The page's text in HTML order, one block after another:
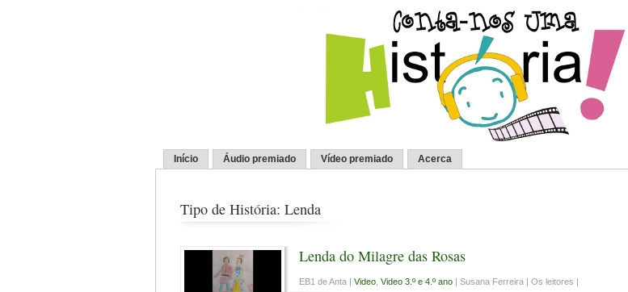
Início Áudio premiado Vídeo premiado Acerca
Tipo de História: Lenda
Lenda do Milagre das Rosas
EB1 de Anta |Video,Video 3.º e 4.º ano | Susana Ferreira | Os leitores |